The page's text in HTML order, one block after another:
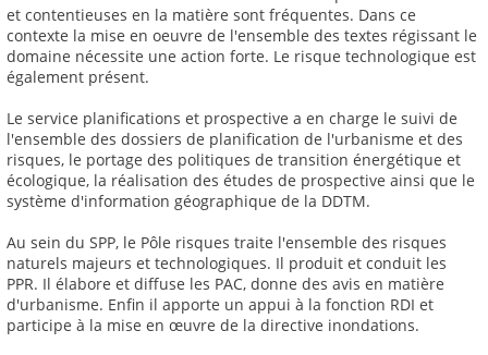
et contentieuses en la matière sont fréquentes. Dans ce
contexte la mise en oeuvre de l'ensemble des textes régissant le
domaine nécessite une action forte. Le risque technologique est
également présent.
Le service planifications et prospective a en charge le suivi de
l'ensemble des dossiers de planification de l'urbanisme et des
risques, le portage des politiques de transition énergétique et
écologique, la réalisation des études de prospective ainsi que le
système d'information géographique de la DDTM.
Au sein du SPP, le Pôle risques traite l'ensemble des risques
naturels majeurs et technologiques. Il produit et conduit les
PPR. Il élabore et diffuse les PAC, donne des avis en matière
d'urbanisme. Enfin il apporte un appui à la fonction RDI et
participe à la mise en œuvre de la directive inondations.